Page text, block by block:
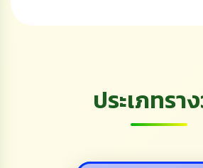
ประเภทรา